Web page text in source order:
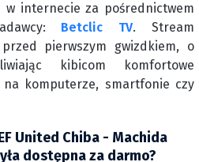
w internecie za pośrednictwem
Betclic TV. Stream
pierwszym gwizdkiem, o
kibicom komfortowe
na komputerze, smartfonie czy
United Chiba - Machida
dostępna za darmo?